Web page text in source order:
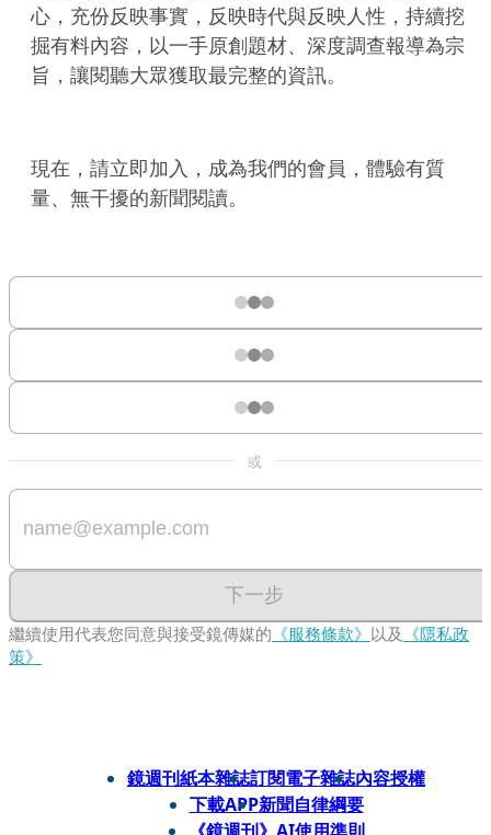
心，充份反映事實，反映時代與反映人性，持續挖
掘有料內容，以一手原創題材、深度調查報導為宗
旨，讓閱聽大眾獲取最完整的資訊。
現在，請立即加入，成為我們的會員，體驗有質
量、無干擾的新聞閱讀。
或
下一步
繼續使用代表您同意與接受鏡傳媒的 《服務條款》 以及 《隱私政
策》
鏡週刊紙本雜誌訂閱電子雜誌內容授權
下載APP新聞自律綱要